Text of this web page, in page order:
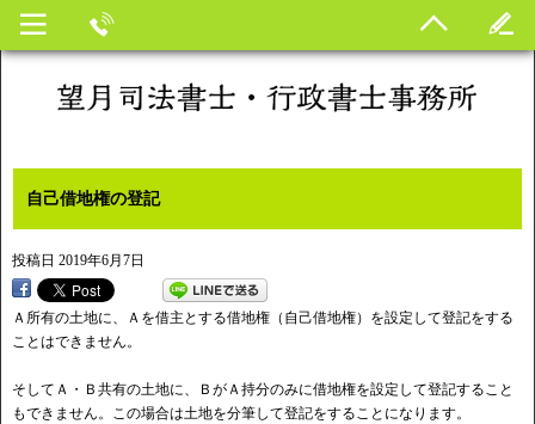
自己借地権の登記
投稿日 2019年6月7日
Ａ所有の土地に、Ａを借主とする借地権（自己借地権）を設定して登記をする
ことはできません。
そしてＡ・Ｂ共有の土地に、ＢがＡ持分のみに借地権を設定して登記すること
もできません。この場合は土地を分筆して登記をすることになります。